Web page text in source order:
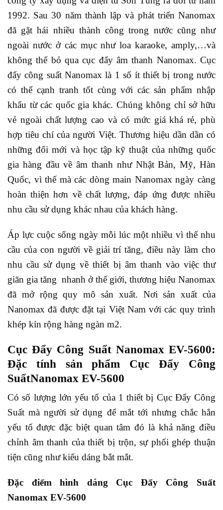
1992. Sau 30 năm thành lập và phát triển Nanomax
đã gặt hái nhiều thành công trong nước cũng như
ngoài nước ở các mục như loa karaoke, amply,…và
không thể bỏ qua cục đẩy âm thanh Nanomax. Cục
đẩy công suất Nanomax là 1 số ít thiết bị trong nước
có thể cạnh tranh tốt cùng với các sản phẩm nhập
khẩu từ các quốc gia khác. Chúng không chỉ sở hữu
vẻ ngoài chất lượng cao và có mức giá khá rẻ, phù
hợp tiêu chí của người Việt. Thương hiệu dần dần có
những đổi mới và học tập kỹ thuật của những quốc
gia hàng đầu về âm thanh như Nhật Bản, Mỹ, Hàn
Quốc, vì thế mà các dòng main Nanomax ngày càng
hoàn thiện hơn về chất lượng, đáp ứng được nhiều
nhu cầu sử dụng khác nhau của khách hàng.
Áp lực cuộc sống ngày mỗi lúc một nhiều vì thế nhu
cầu của con người về giải trí tăng, điều này làm cho
nhu cầu sử dụng về thiết bị âm thanh vào việc thư
giãn gia tăng nhanh ở thế giới, thương hiệu Nanomax
đã mở rộng quy mô sản xuất. Nơi sản xuất của
Nanomax đã được đặt tại Việt Nam với các quy trình
khép kín rộng hàng ngàn m2.
Cục Đẩy Công Suất Nanomax EV-5600:
Đặc tính sản phẩm Cục Đẩy Công
SuấtNanomax EV-5600
Có số lượng lớn yếu tố của 1 thiết bị Cục Đẩy Công
Suất mà người sử dụng để mắt tới nhưng chắc hẳn
yếu tố được đặc biệt quan tâm đó là khả năng điều
chỉnh âm thanh của thiết bị trộn, sự phối ghép thuận
tiện cũng như kiểu dáng bắt mắt.
Đặc điểm hình dáng Cục Đẩy Công Suất
Nanomax EV-5600